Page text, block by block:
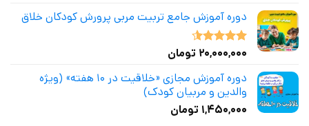
دوره آموزش جامع تربیت مربی پرورش کودکان خلاق
نمره4.50
۲۰,۰۰۰,۰۰۰ تومان
دوره آموزش مجازی «خلاقیت در ۱۰ هفته» (ویژه
والدین و مربیان کودک)
۱,۴۵۰,۰۰۰ تومان